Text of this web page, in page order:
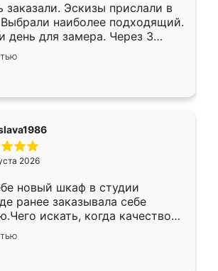
заказали. Эскизы прислали в
наиболее подходящий.
день для замера. Через 3
была уже готова. Остались
Спасибо Ренессанс
работу!
2026
новый шкаф в студии
ранее заказывала себе
искать, когда качеством
Служит кухня уже почти
нет.